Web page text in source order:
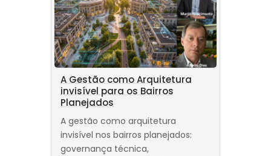
A Gestão como Arquitetura
invisível para os Bairros
Planejados
A gestão como arquitetura
invisível nos bairros planejados:
governança técnica,